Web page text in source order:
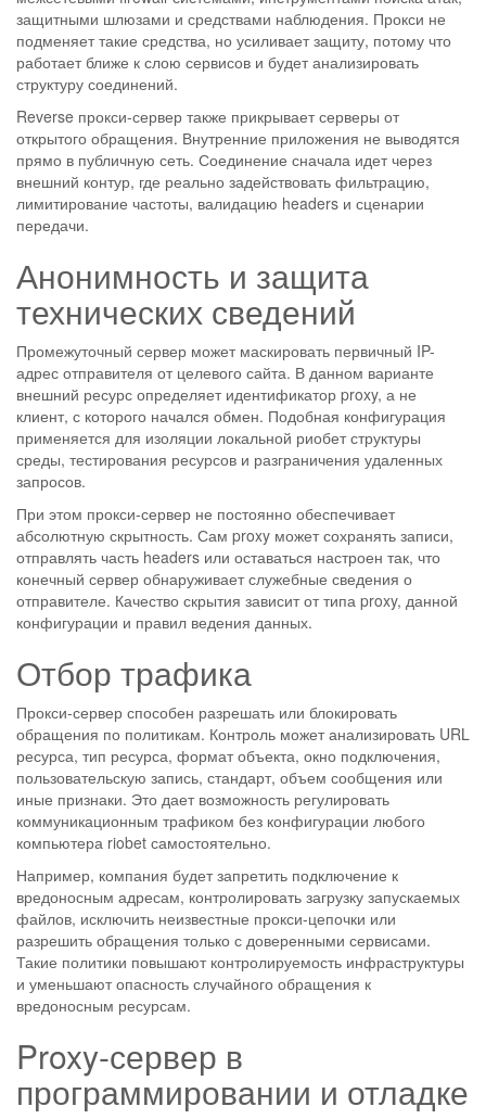
защитными шлюзами и средствами наблюдения. Прокси не
подменяет такие средства, но усиливает защиту, потому что
работает ближе к слою сервисов и будет анализировать
структуру соединений.
Reverse прокси-сервер также прикрывает серверы от
открытого обращения. Внутренние приложения не выводятся
прямо в публичную сеть. Соединение сначала идет через
внешний контур, где реально задействовать фильтрацию,
лимитирование частоты, валидацию headers и сценарии
передачи.
Анонимность и защита
технических сведений
Промежуточный сервер может маскировать первичный IP-
адрес отправителя от целевого сайта. В данном варианте
внешний ресурс определяет идентификатор proxy, а не
клиент, с которого начался обмен. Подобная конфигурация
применяется для изоляции локальной риобет структуры
среды, тестирования ресурсов и разграничения удаленных
запросов.
При этом прокси-сервер не постоянно обеспечивает
абсолютную скрытность. Сам proxy может сохранять записи,
отправлять часть headers или оставаться настроен так, что
конечный сервер обнаруживает служебные сведения о
отправителе. Качество скрытия зависит от типа proxy, данной
конфигурации и правил ведения данных.
Отбор трафика
Прокси-сервер способен разрешать или блокировать
обращения по политикам. Контроль может анализировать URL
ресурса, тип ресурса, формат объекта, окно подключения,
пользовательскую запись, стандарт, объем сообщения или
иные признаки. Это дает возможность регулировать
коммуникационным трафиком без конфигурации любого
компьютера riobet самостоятельно.
Например, компания будет запретить подключение к
вредоносным адресам, контролировать загрузку запускаемых
файлов, исключить неизвестные прокси-цепочки или
разрешить обращения только с доверенными сервисами.
Такие политики повышают контролируемость инфраструктуры
и уменьшают опасность случайного обращения к
вредоносным ресурсам.
Proxy-сервер в
программировании и отладке